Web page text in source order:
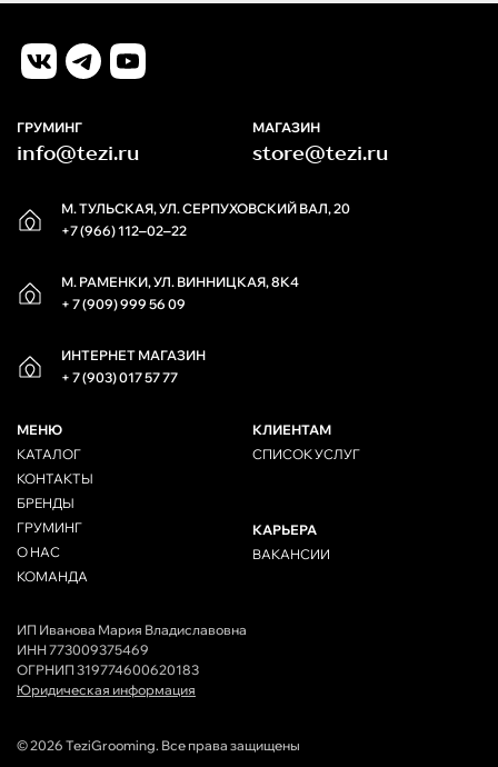
М. ТУЛЬСКАЯ, УЛ. СЕРПУХОВСКИЙ ВАЛ, 20
+7 (966) 112‒02‒22
М. РАМЕНКИ, УЛ. ВИННИЦКАЯ, 8К4
+ 7 (909) 999 56 09
ИНТЕРНЕТ МАГАЗИН
+ 7 (903) 017 57 77
ГРУМИНГ
info@tezi.ru
МАГАЗИН
store@tezi.ru
МЕНЮ
КАТАЛОГ
КОНТАКТЫ
БРЕНДЫ
ГРУМИНГ
О НАС
КОМАНДА
КЛИЕНТАМ
СПИСОК УСЛУГ
КАРЬЕРА
ВАКАНСИИ
ИП Иванова Мария Владиславовна
ИНН 773009375469
ОГРНИП 319774600620183
Юридическая информация
© 2026 TeziGrooming. Все права защищены